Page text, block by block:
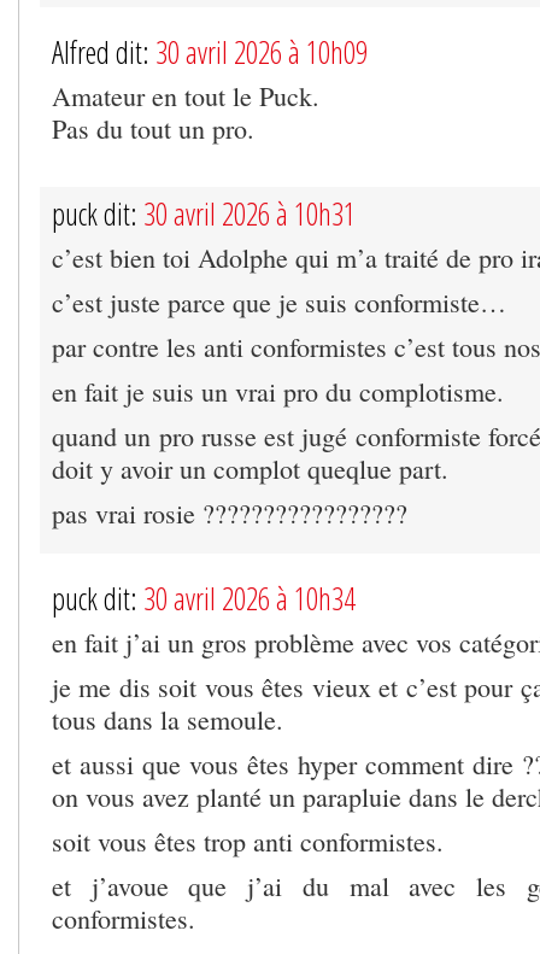
Alfred dit: 30 avril 2026 à 10h09
Amateur en tout le Puck.
Pas du tout un pro.
puck dit: 30 avril 2026 à 10h31
c’est bien toi Adolphe qui m’a traité de pro
c’est juste parce que je suis conformiste…
par contre les anti conformistes c’est tous
en fait je suis un vrai pro du complotisme.
quand un pro russe est jugé conformiste
doit y avoir un complot queqlue part.
pas vrai rosie ?????????????????
puck dit: 30 avril 2026 à 10h34
en fait j’ai un gros problème avec vos
je me dis soit vous êtes vieux et c’est pour
tous dans la semoule.
et aussi que vous êtes hyper comment dire
on vous avez planté un parapluie dans le
soit vous êtes trop anti conformistes.
et j’avoue que j’ai du mal avec les
conformistes.